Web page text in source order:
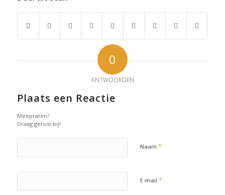
0
ANTWOORDEN
Plaats een Reactie
Meepraten?
Draag gerust bij!
Naam *
E-mail *